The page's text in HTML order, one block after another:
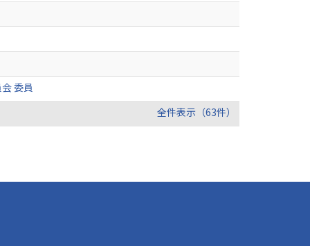
委員
全件表示（63件）